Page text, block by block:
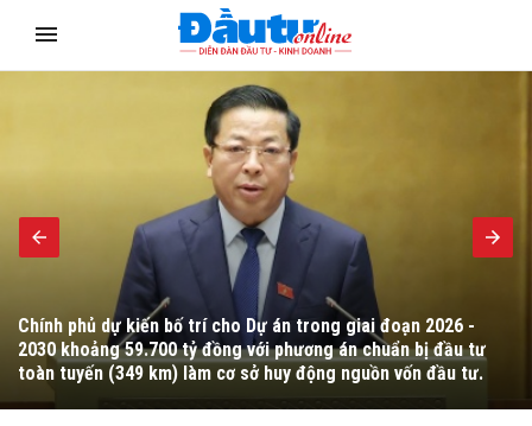
Quốc hội thảo luận ở hội trường về dự thảo Luật sửa đổi, bổ
sung Điều 6 và Phụ lục IV về danh mục ngành, nghề đầu tư
kinh doanh có điều kiện của Luật Đầu tư.